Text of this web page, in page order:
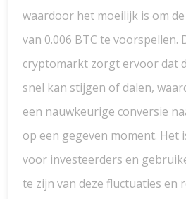
waardoor het moeilijk is om
van 0.006 BTC te voorspellen.
cryptomarkt zorgt ervoor dat
snel kan stijgen of dalen,
een nauwkeurige conversie
op een gegeven moment. Het
voor investeerders en
te zijn van deze fluctuaties en